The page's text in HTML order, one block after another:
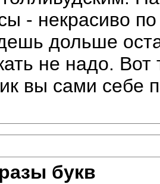
- некрасиво
дольше
не надо.
вы сами себе
букв